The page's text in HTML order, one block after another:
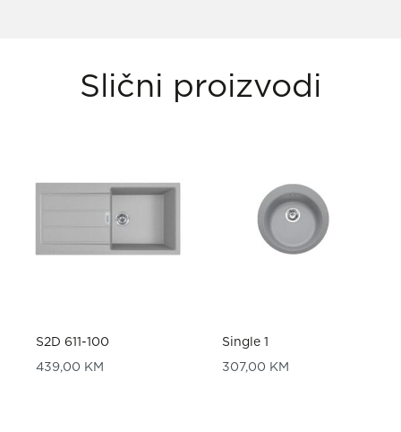
Slični proizvodi
S2D 611-100
439,00 KM
Single 1
307,00 KM